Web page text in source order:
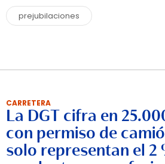
prejubilaciones
CARRETERA
La DGT cifra en
con permiso de
solo representan el 2